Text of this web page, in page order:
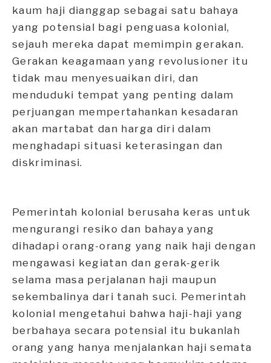
kaum haji dianggap sebagai satu bahaya
yang potensial bagi penguasa kolonial,
sejauh mereka dapat memimpin gerakan.
Gerakan keagamaan yang revolusioner itu
tidak mau menyesuaikan diri, dan
menduduki tempat yang penting dalam
perjuangan mempertahankan kesadaran
akan martabat dan harga diri dalam
menghadapi situasi keterasingan dan
diskriminasi.
Pemerintah kolonial berusaha keras untuk
mengurangi resiko dan bahaya yang
dihadapi orang-orang yang naik haji dengan
mengawasi kegiatan dan gerak-gerik
selama masa perjalanan haji maupun
sekembalinya dari tanah suci. Pemerintah
kolonial mengetahui bahwa haji-haji yang
berbahaya secara potensial itu bukanlah
orang yang hanya menjalankan haji semata